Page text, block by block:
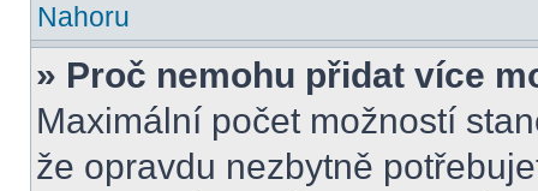
Nahoru
» Proč nemohu přidat více
Maximální počet možností
že opravdu nezbytně